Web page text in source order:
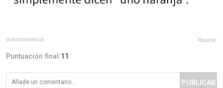
britishmemesuk Reportar
Puntuación final:11
PUBLICAR